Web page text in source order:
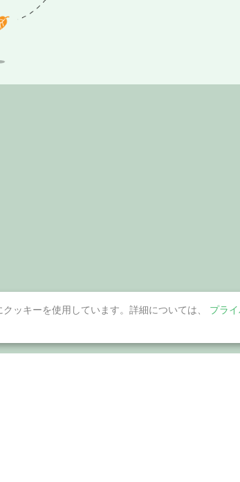
ッキーを使用しています。詳細については、
プラ